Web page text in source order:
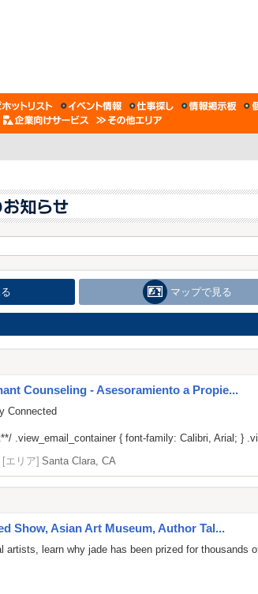
マップで見る
Counseling - Asesoramiento a Propie...
Connected
.view_email_container { font-family: Calibri, Arial; }
[エリア] Santa Clara, CA
Show, Asian Art Museum, Author Tal...
artists, learn why jade has been prized for thousands